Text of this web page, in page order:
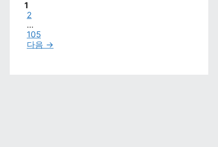
페이지
1
페이지
2
…
페이지
105
다음 →